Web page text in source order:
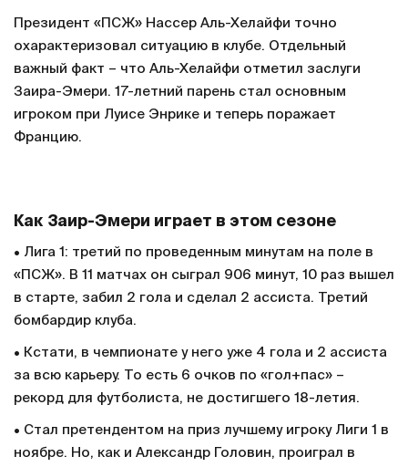
Президент «ПСЖ» Нассер Аль-Хелайфи точно
охарактеризовал ситуацию в клубе. Отдельный
важный факт – что Аль-Хелайфи отметил заслуги
Заира-Эмери. 17-летний парень стал основным
игроком при Луисе Энрике и теперь поражает
Францию.
Как Заир-Эмери играет в этом сезоне
• Лига 1: третий по проведенным минутам на поле в
«ПСЖ». В 11 матчах он сыграл 906 минут, 10 раз вышел
в старте, забил 2 гола и сделал 2 ассиста. Третий
бомбардир клуба.
• Кстати, в чемпионате у него уже 4 гола и 2 ассиста
за всю карьеру. То есть 6 очков по «гол+пас» –
рекорд для футболиста, не достигшего 18-летия.
• Стал претендентом на приз лучшему игроку Лиги 1 в
ноябре. Но, как и Александр Головин, проиграл в